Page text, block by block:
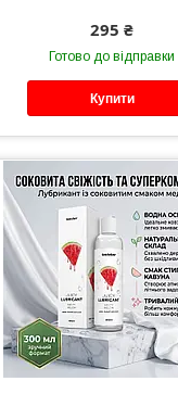
295 ₴
Готово до відправки
Купити